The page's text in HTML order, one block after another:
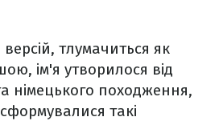
тлумачиться як
ім'я утворилося від
німецького походження,
такі